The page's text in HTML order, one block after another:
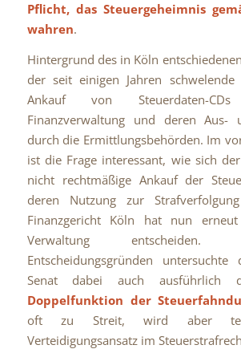
Pflicht, das Steuergeheimnis
wahren.
Hintergrund des in Köln
der seit einigen Jahren
Ankauf von Steuerdaten-
Finanzverwaltung und deren Aus-
durch die Ermittlungsbehörden. Im
ist die Frage interessant, wie sich
nicht rechtmäßige Ankauf der
deren Nutzung zur
Finanzgericht Köln hat nun
Verwaltung
Entscheidungsgründen untersuchte
Senat dabei auch ausführlich
Doppelfunktion der
oft zu Streit, wird aber
Verteidigungsansatz im